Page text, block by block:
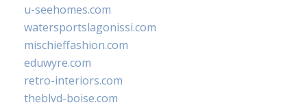
u-seehomes.com
watersportslagonissi.com
mischieffashion.com
eduwyre.com
retro-interiors.com
theblvd-boise.com